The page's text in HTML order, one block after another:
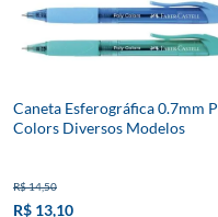
Caneta Esferográfica 0.7mm
Colors Diversos Modelos
R$ 14,50
R$ 13,10